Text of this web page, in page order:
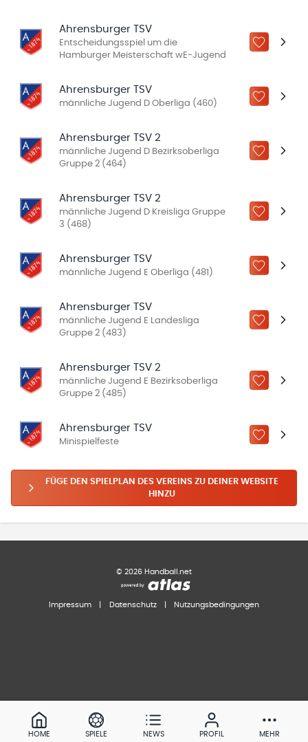
Ahrensburger TSV
Entscheidungsspiel um die
Hamburger Meisterschaft wE-Jugend
ZU „MEINE
Ahrensburger TSV
männliche Jugend D Oberliga (460) ZU „MEINE
Ahrensburger TSV 2
männliche Jugend D Bezirksoberliga
Gruppe 2 (464)
ZU „MEINE
Ahrensburger TSV 2
männliche Jugend D Kreisliga Gruppe
3 (468)
ZU „MEINE
Ahrensburger TSV
männliche Jugend E Oberliga (481) ZU „MEINE
Ahrensburger TSV
männliche Jugend E Landesliga
Gruppe 2 (483)
ZU „MEINE
Ahrensburger TSV 2
männliche Jugend E Bezirksoberliga
Gruppe 2 (485)
ZU „MEINE
Ahrensburger TSV
Minispielfeste ZU „MEINE
FÜGE DEN SPIELPLAN DES VEREINS ZU DEINER WEBSITE
HINZU
© 2026 Handball.net
Impressum Datenschutz Nutzungsbedingungen
HOME SPIELE NEWS PROFIL MEHR